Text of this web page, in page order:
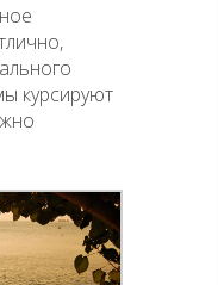
курсируют